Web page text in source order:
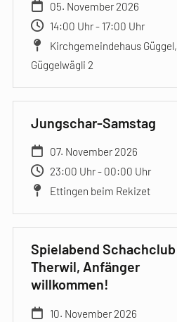
05. November 2026
14:00 Uhr - 17:00 Uhr
Kirchgemeindehaus Güggel,
Güggelwägli 2
Jungschar-Samstag
07. November 2026
23:00 Uhr - 00:00 Uhr
Ettingen beim Rekizet
Spielabend Schachclub
Therwil, Anfänger
willkommen!
10. November 2026